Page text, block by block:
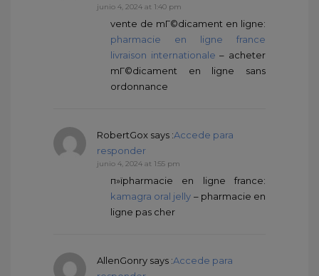
junio 4, 2024 at 1:40 pm
vente de mГ©dicament en ligne:
pharmacie en ligne france
livraison internationale – acheter
mГ©dicament en ligne sans
ordonnance
RobertGox says :Accede para
responder
junio 4, 2024 at 1:55 pm
п»їpharmacie en ligne france:
kamagra oral jelly – pharmacie en
ligne pas cher
AllenGonry says :Accede para